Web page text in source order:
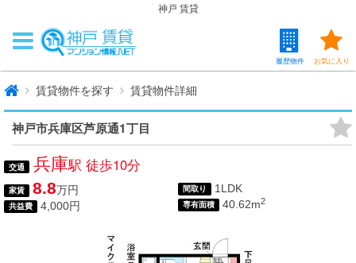
神戸 賃貸
お気に入り
履歴物件
賃貸物件を探す 賃貸物件詳細
神戸市兵庫区芦原通1丁目
交通 兵庫駅 徒歩10分
家賃 8.8万円
共益費 4,000円
間取り 1LDK
専有面積 40.62m2